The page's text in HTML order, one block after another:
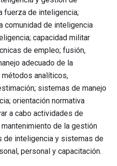
fuerza de inteligencia;
comunidad de inteligencia
capacidad militar
de empleo; fusión,
adecuado de la
analíticos,
sistemas de manejo
orientación normativa
a cabo actividades de
de la gestión
de inteligencia y sistemas de
personal y capacitación.